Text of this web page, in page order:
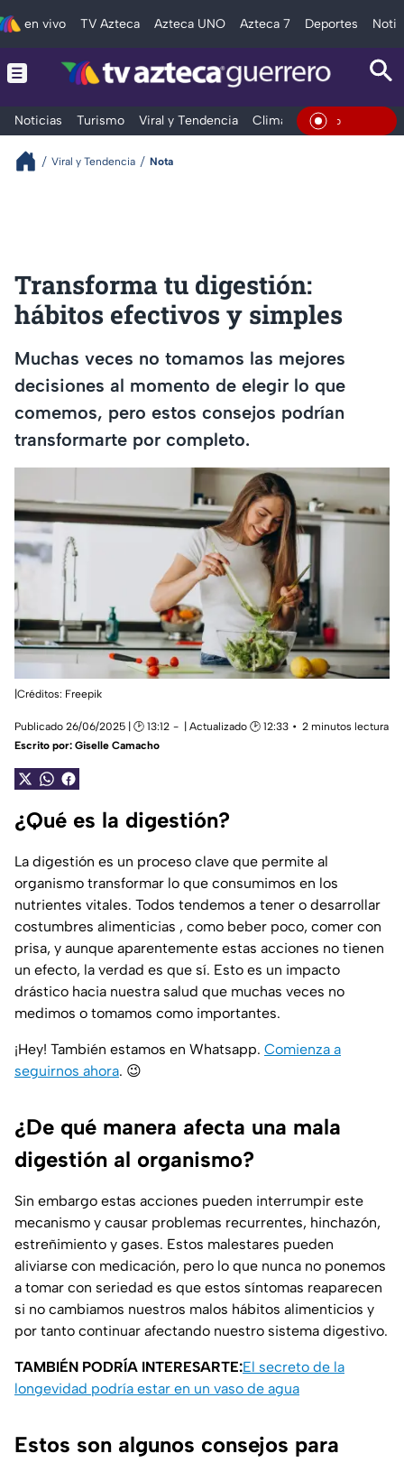
en vivo TV Azteca Azteca UNO Azteca 7 Deportes
Noticias Turismo Viral y Tendencia Clima Deportes En Vivo
Viral y Tendencia Nota
Transforma tu digestión:
hábitos efectivos y simples
Muchas veces no tomamos las mejores
decisiones al momento de elegir lo que
comemos, pero estos consejos podrían
transformarte por completo.
|Créditos: Freepik
Publicado 26/06/2025 | 🕑 13:12 | Actualizado 🕑 12:33
2 minutos lectura
Escrito por: Giselle Camacho
¿Qué es la digestión?
La digestión es un proceso clave que permite al
organismo transformar lo que consumimos en los
nutrientes vitales. Todos tendemos a tener o desarrollar
costumbres alimenticias , como beber poco, comer con
prisa, y aunque aparentemente estas acciones no tienen
un efecto, la verdad es que sí. Esto es un impacto
drástico hacia nuestra salud que muchas veces no
medimos o tomamos como importantes.
¡Hey! También estamos en Whatsapp. Comienza a
seguirnos ahora. 😉
¿De qué manera afecta una mala
digestión al organismo?
Sin embargo estas acciones pueden interrumpir este
mecanismo y causar problemas recurrentes, hinchazón,
estreñimiento y gases. Estos malestares pueden
aliviarse con medicación, pero lo que nunca no ponemos
a tomar con seriedad es que estos síntomas reaparecen
si no cambiamos nuestros malos hábitos alimenticios y
por tanto continuar afectando nuestro sistema digestivo.
TAMBIÉN PODRÍA INTERESARTE:El secreto de la
longevidad podría estar en un vaso de agua
Estos son algunos consejos para